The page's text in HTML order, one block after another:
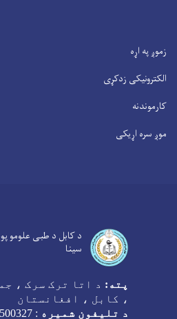
زموږ په اړه
الکترونیکی زدکړی
کارموندنه
موږ سره اړیکی
د کابل د طبی علومو
سینا
پته: د اتا ترک سرک ،
، کابل ، افغانستان
د تلیفون شمیره :